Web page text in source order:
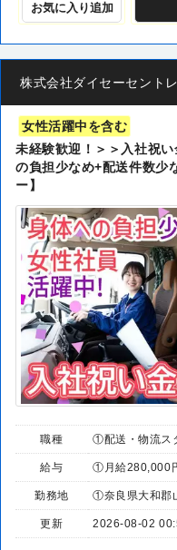
お気に入り追加
株式会社ダイセーセント
女性活躍中を含む
未経験歓迎！＞＞入社祝
の負担少なめ+配送件数少
ー】
職種 ①配送・物流ス
給与 ①月給280,000
勤務地 ①奈良県大和郡
更新 2026-08-02